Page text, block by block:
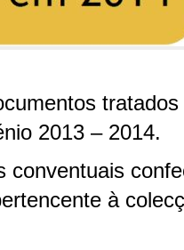
2013 – 2014.
conventuais
à